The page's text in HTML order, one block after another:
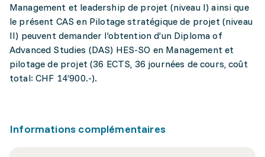
Management et leadership de projet (niveau I) ainsi que
le présent CAS en Pilotage stratégique de projet (niveau
II) peuvent demander l’obtention d’un Diploma of
Advanced Studies (DAS) HES-SO en Management et
pilotage de projet (36 ECTS, 36 journées de cours, coût
total: CHF 14’900.-).
Informations complémentaires